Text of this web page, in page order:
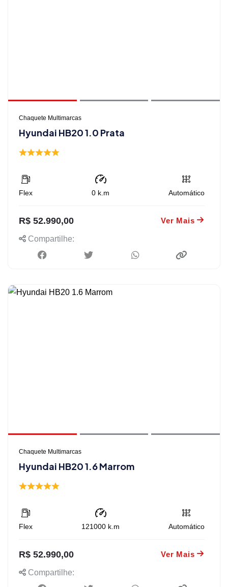
Chaquete Multimarcas
Hyundai HB20 1.0 Prata
Flex 0 k.m Automático
R$ 52.990,00 Ver Mais
Compartilhe:
Chaquete Multimarcas
Hyundai HB20 1.6 Marrom
Flex 121000 k.m Automático
R$ 52.990,00 Ver Mais
Compartilhe: